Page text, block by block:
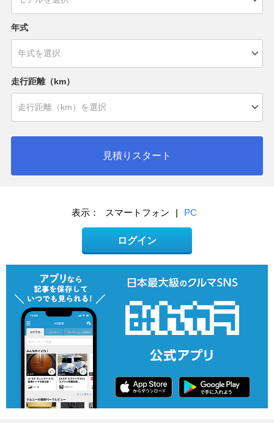
年式
走行距離（km）
見積りスタート
表示： スマートフォン | PC
ログイン